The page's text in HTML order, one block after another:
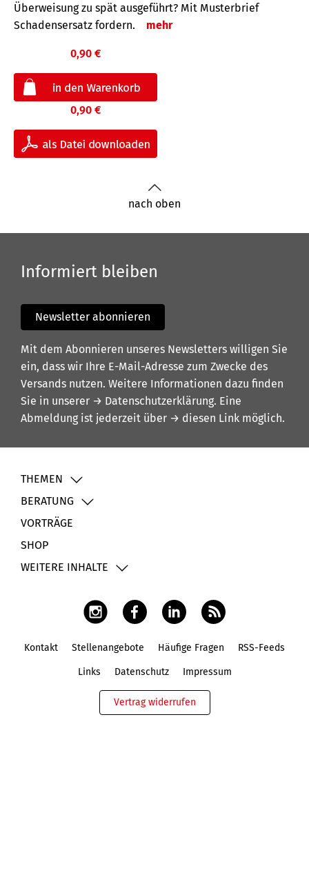
Überweisung zu spät ausgeführt? Mit Musterbrief
Schadensersatz fordern.
mehr
0,90 €
0,90 €
nach oben
Informiert bleiben
Newsletter abonnieren
Mit dem Abonnieren unseres Newsletters willigen Sie
ein, dass wir Ihre E-Mail-Adresse zum Zwecke des
Versands nutzen. Weitere Informationen dazu finden
Sie in unserer → Datenschutzerklärung. Eine
Abmeldung ist jederzeit über → diesen Link möglich.
THEMEN
BERATUNG
VORTRÄGE
SHOP
WEITERE INHALTE
Kontakt Stellenangebote Häufige Fragen RSS-Feeds
Links Datenschutz Impressum
Vertrag widerrufen